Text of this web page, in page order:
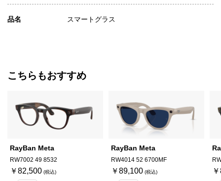
品名 スマートグラス
こちらもおすすめ
RayBan Meta
RW7002 49 8532
￥82,500
RayBan Meta
RW4014 52 6700MF
￥89,100